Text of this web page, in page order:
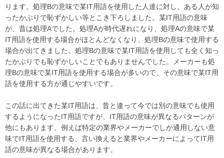
ります。処理Bの意味で某IT用語を使用した人達に対し、ある人が知
ったかぶりで恥ずかしい等とこき下ろしました。某IT用語の意味
が、昔は処理Aでした。処理Aが時代遅れになり、処理Aの意味で某
IT用語を使用する場合がほとんどなくなり、処理Bの意味で使用する
場合が出てきました。処理Bの意味で某IT用語を使用しても全く知っ
たかぶりでも恥ずかしいことでもありませんでした。メーカーも処
理Bの意味で某IT用語を使用する場合が多いので、その意味で某IT用
語を使用する方が通じやすいです。
この話に出てきた某IT用語は、昔と違って今では別の意味でも使用
するようになったIT用語ですが、IT用語の意味が異なるパターンが
他にもあります。例えば特定の業界やメーカーでしか通用しない意
味でIT用語を使用する、言い換えると業界やメーカーによってIT用
語の意味が異なる場合があります。